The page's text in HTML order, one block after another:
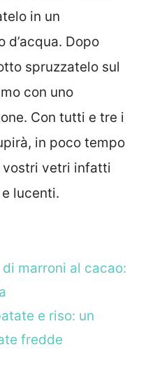
in un
d’acqua. Dopo
spruzzatelo sul
con uno
Con tutti e tre i
in poco tempo
vostri vetri infatti
lucenti.
marroni al cacao:
e riso: un
fredde